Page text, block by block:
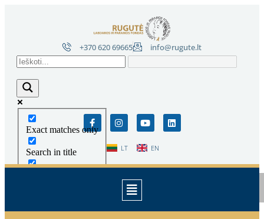
LT EN
+370 620 69665 info@rugute.lt
Daugiau paieškos rezultatų...
Exact matches only
Search in title